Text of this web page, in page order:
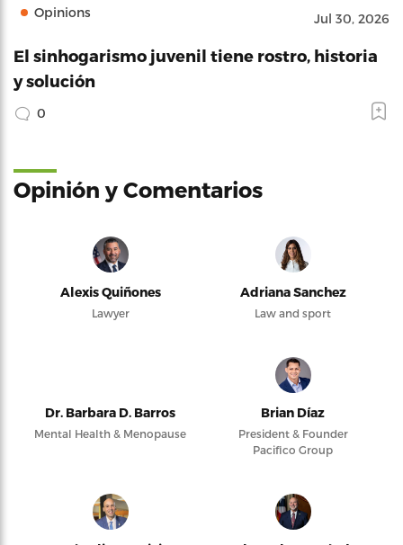
Opinions Jul 30, 2026
El sinhogarismo juvenil tiene rostro, historia
y solución
0
Opinión y Comentarios
Alexis Quiñones
Lawyer
Adriana Sanchez
Law and sport
Dr. Barbara D. Barros
Mental Health & Menopause
Brian Díaz
President & Founder
Pacifico Group